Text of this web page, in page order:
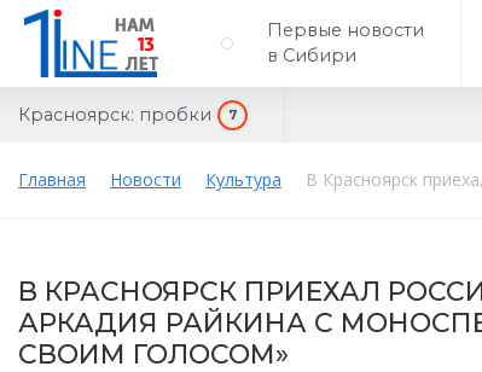
Первые новости
в Сибири
Красноярск: пробки 7
Главная Новости Культура В Красноярск
В КРАСНОЯРСК ПРИЕХАЛ
АРКАДИЯ РАЙКИНА С
СВОИМ ГОЛОСОМ»